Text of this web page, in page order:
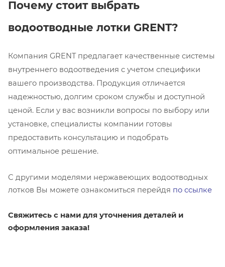
Почему стоит выбрать
водоотводные лотки GRENT?
Компания GRENT предлагает качественные системы
внутреннего водоотведения с учетом специфики
вашего производства. Продукция отличается
надежностью, долгим сроком службы и доступной
ценой. Если у вас возникли вопросы по выбору или
установке, специалисты компании готовы
предоставить консультацию и подобрать
оптимальное решение.
С другими моделями нержавеющих водоотводных
лотков Вы можете ознакомиться перейдя по ссылке
Свяжитесь с нами для уточнения деталей и
оформления заказа!